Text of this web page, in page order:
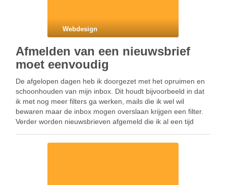
Webdesign
Afmelden van een nieuwsbrief
moet eenvoudig
De afgelopen dagen heb ik doorgezet met het opruimen en
schoonhouden van mijn inbox. Dit houdt bijvoorbeeld in dat
ik met nog meer filters ga werken, mails die ik wel wil
bewaren maar de inbox mogen overslaan krijgen een filter.
Verder worden nieuwsbrieven afgemeld die ik al een tijd